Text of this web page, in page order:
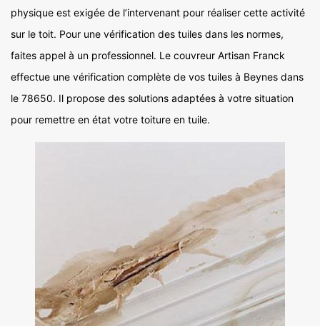
physique est exigée de l’intervenant pour réaliser cette activité
sur le toit. Pour une vérification des tuiles dans les normes,
faites appel à un professionnel. Le couvreur Artisan Franck
effectue une vérification complète de vos tuiles à Beynes dans
le 78650. Il propose des solutions adaptées à votre situation
pour remettre en état votre toiture en tuile.